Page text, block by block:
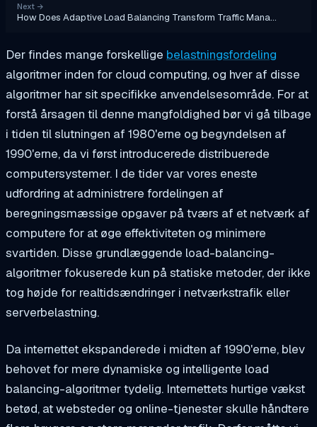
Next →
How Does Adaptive Load Balancing Transform Traffic Mana…
Der findes mange forskellige belastningsfordeling
algoritmer inden for cloud computing, og hver af disse
algoritmer har sit specifikke anvendelsesområde. For at
forstå årsagen til denne mangfoldighed bør vi gå tilbage
i tiden til slutningen af 1980'erne og begyndelsen af
1990'erne, da vi først introducerede distribuerede
computersystemer. I de tider var vores eneste
udfordring at administrere fordelingen af
beregningsmæssige opgaver på tværs af et netværk af
computere for at øge effektiviteten og minimere
svartiden. Disse grundlæggende load-balancing-
algoritmer fokuserede kun på statiske metoder, der ikke
tog højde for realtidsændringer i netværkstrafik eller
serverbelastning.
Da internettet ekspanderede i midten af 1990'erne, blev
behovet for mere dynamiske og intelligente load
balancing-algoritmer tydelig. Internettets hurtige vækst
betød, at websteder og online-tjenester skulle håndtere